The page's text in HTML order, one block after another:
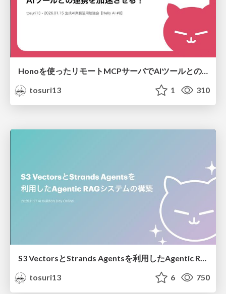
Honoを使ったリモートMCPサーバでAIツールとの連携を加速させる！
tosuri13
1 310
S3 VectorsとStrands Agentsを利用したAgentic RAGシステムの構築
tosuri13
6 750